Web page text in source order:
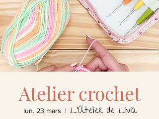
Atelier crochet
lun. 23 mars
  |
L'Atelier de Livia